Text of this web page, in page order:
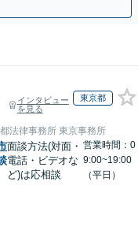
インタビュー
を見る
東京都
法律事務所 東京事務所
面談方法(対面・
電話・ビデオな
ど)は応相談
営業時間：0
9:00~19:00
（平日）